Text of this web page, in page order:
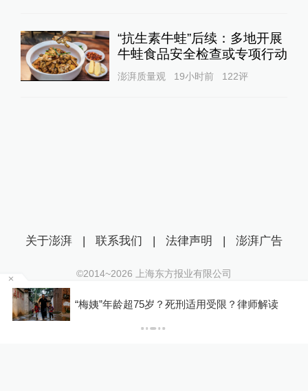
“抗生素牛蛙”后续：多地开展
牛蛙食品安全检查或专项行动
澎湃质量观 19小时前 122评
“梅姨”年龄超75岁？死刑适用受限？律师解读
关于澎湃 | 联系我们 | 法律声明 | 澎湃广告
©2014~2026 上海东方报业有限公司
沪ICP证：沪B2-20170116 | 沪ICP备14003370号
互联网新闻信息服务许可证：31120170006
沪公网安备 31010602000299号